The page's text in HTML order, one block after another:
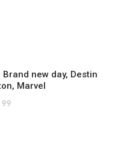
new day, Destin
Marvel
99